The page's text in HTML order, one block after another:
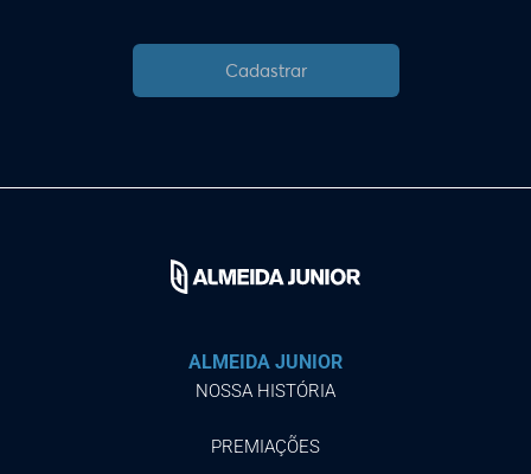
Cadastrar
ALMEIDA JUNIOR
NOSSA HISTÓRIA
PREMIAÇÕES